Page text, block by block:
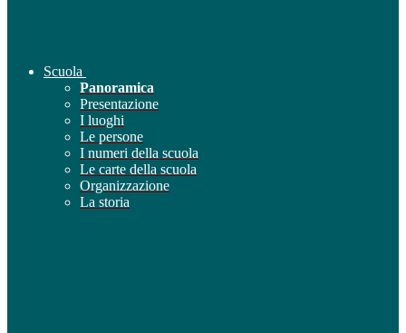
Scuola
Panoramica
Presentazione
I luoghi
Le persone
I numeri della scuola
Le carte della scuola
Organizzazione
La storia